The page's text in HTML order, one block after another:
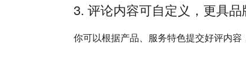
3. 评论内容可自定义，更具品
你可以根据产品、服务特色提交好评内容